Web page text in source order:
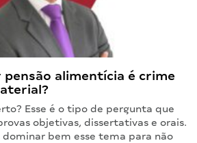
pensão alimentícia é crime
Esse é o tipo de pergunta que
objetivas, dissertativas e orais.
dominar bem esse tema para não